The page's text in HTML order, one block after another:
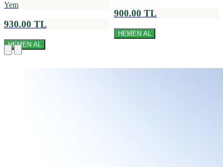
Yem
930.00 TL
HEMEN AL
900.00 TL
HEMEN AL